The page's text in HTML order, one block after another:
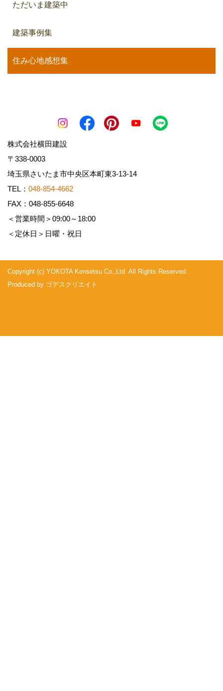
ただいま建築中
建築事例集
住み心地感想集
株式会社横田建設
〒338-0003
埼玉県さいたま市中央区本町東3-13-14
TEL： 048-854-4662
FAX：048-855-6648
＜営業時間＞09:00～18:00
＜定休日＞日曜・祝日
Copyright (c) YOKOTA Kensetsu Co.,Ltd. All Rights Reserved.
Produced by ゴデスクリエイト